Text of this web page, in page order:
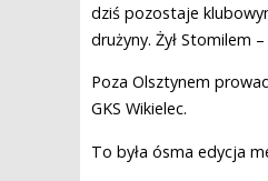
dziś pozostaje
drużyny. Żył Stomilem
Poza Olsztynem
GKS Wikielec.
To była ósma edycja